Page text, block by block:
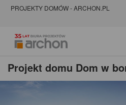
PROJEKTY DOMÓW - ARCHON.PL
Projekt domu Dom w